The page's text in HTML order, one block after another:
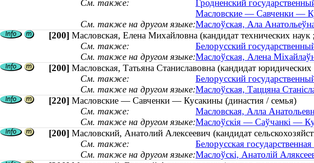
См. также:
Гродненский
Масловские — Савченки —
См. также на другом языке:Маслоўская, Ала
[200] Масловская, Елена Михайловна (кандидат технических
См. также:
Белорусский
См. также на другом языке:Маслоўская, Алена
[200] Масловская, Татьяна Станиславовна (кандидат
См. также:
Белорусский
См. также на другом языке:Маслоўская, Таццяна
[220] Масловские — Савченки — Кусакины (династия / семья)
См. также:
Масловская, Алла
См. также на другом языке:Маслоўскія — Саўчанкі —
[200] Масловский, Анатолий Алексеевич (кандидат
См. также:
Белорусская
См. также на другом языке:Маслоўскі, Анатолій